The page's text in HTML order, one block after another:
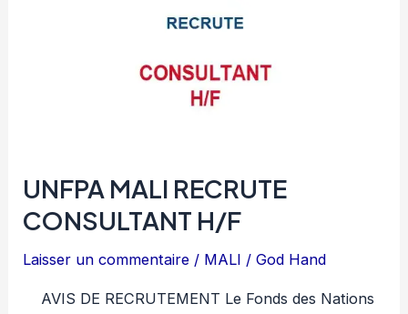
UNFPA MALI RECRUTE
CONSULTANT H/F
Laisser un commentaire / MALI /God Hand
AVIS DE RECRUTEMENT Le Fonds des Nations